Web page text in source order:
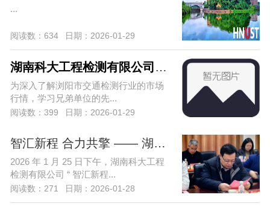
...
阅读数：634 日期：2026-01-29
湖南科大工程检测有限公司赴浏阳市宏达
为深入了解浏阳市交通检测行业的市场
行情，学习兄弟单位的先...
阅读数：399 日期：2026-01-29
智汇新程 合力共擎 —— 湖南科大工程检
2026 年 1 月 25 日下午，湖南科大工程
检测有限公司 “ 智汇新程...
阅读数：271 日期：2026-01-28